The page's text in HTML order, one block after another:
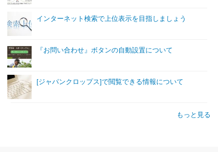
インターネット検索で上位表示を目指しましょう
『お問い合わせ』ボタンの自動設置について
[ジャパンクロップス]で閲覧できる情報について
もっと見る